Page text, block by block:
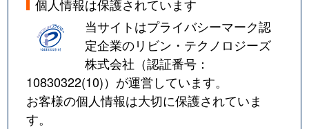
個人情報は保護されています
当サイトはプライバシーマーク認
定企業のリビン・テクノロジーズ
株式会社（認証番号：
10830322(10)）が運営しています。
お客様の個人情報は大切に保護されていま
す。